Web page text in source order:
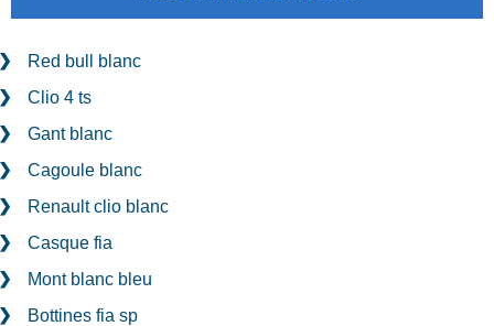
Red bull blanc
Clio 4 ts
Gant blanc
Cagoule blanc
Renault clio blanc
Casque fia
Mont blanc bleu
Bottines fia sp